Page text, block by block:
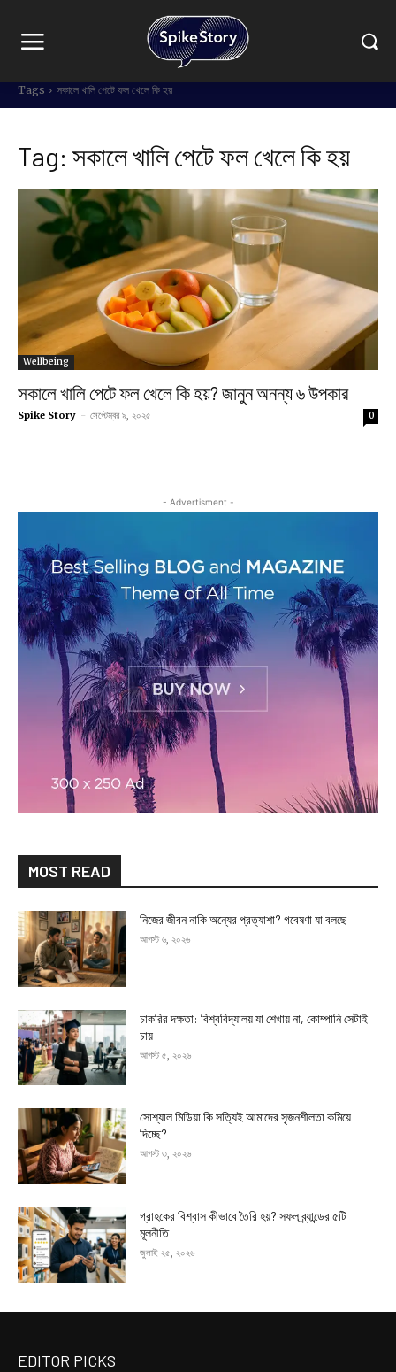
Tags সকালে খালি পেটে ফল খেলে কি হয়
Tag: সকালে খালি পেটে ফল খেলে কি হয়
Wellbeing
সকালে খালি পেটে ফল খেলে কি হয়? জানুন অনন্য ৬ উপকার
Spike Story - সেপ্টেম্বর ৯, ২০২৫ 0
- Advertisment -
MOST READ
নিজের জীবন নাকি অন্যের প্রত্যাশা? গবেষণা যা বলছে
আগস্ট ৬, ২০২৬
চাকরির দক্ষতা: বিশ্ববিদ্যালয় যা শেখায় না, কোম্পানি সেটাই
চায়
আগস্ট ৫, ২০২৬
সোশ্যাল মিডিয়া কি সত্যিই আমাদের সৃজনশীলতা কমিয়ে
দিচ্ছে?
আগস্ট ৩, ২০২৬
গ্রাহকের বিশ্বাস কীভাবে তৈরি হয়? সফল ব্র্যান্ডের ৫টি
মূলনীতি
জুলাই ২৫, ২০২৬
EDITOR PICKS